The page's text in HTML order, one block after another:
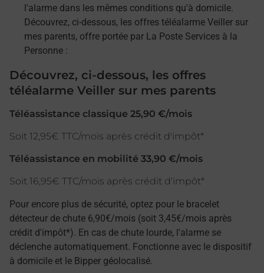
l'alarme dans les mêmes conditions qu'à domicile.
Découvrez, ci-dessous, les offres téléalarme Veiller sur
mes parents, offre portée par La Poste Services à la
Personne :
Découvrez, ci-dessous, les offres
téléalarme Veiller sur mes parents
Téléassistance classique 25,90 €/mois
Soit 12,95€ TTC/mois après crédit d'impôt*
Téléassistance en mobilité 33,90 €/mois
Soit 16,95€ TTC/mois après crédit d'impôt*
Pour encore plus de sécurité, optez pour le bracelet
détecteur de chute 6,90€/mois (soit 3,45€/mois après
crédit d'impôt*). En cas de chute lourde, l'alarme se
déclenche automatiquement. Fonctionne avec le dispositif
à domicile et le Bipper géolocalisé.